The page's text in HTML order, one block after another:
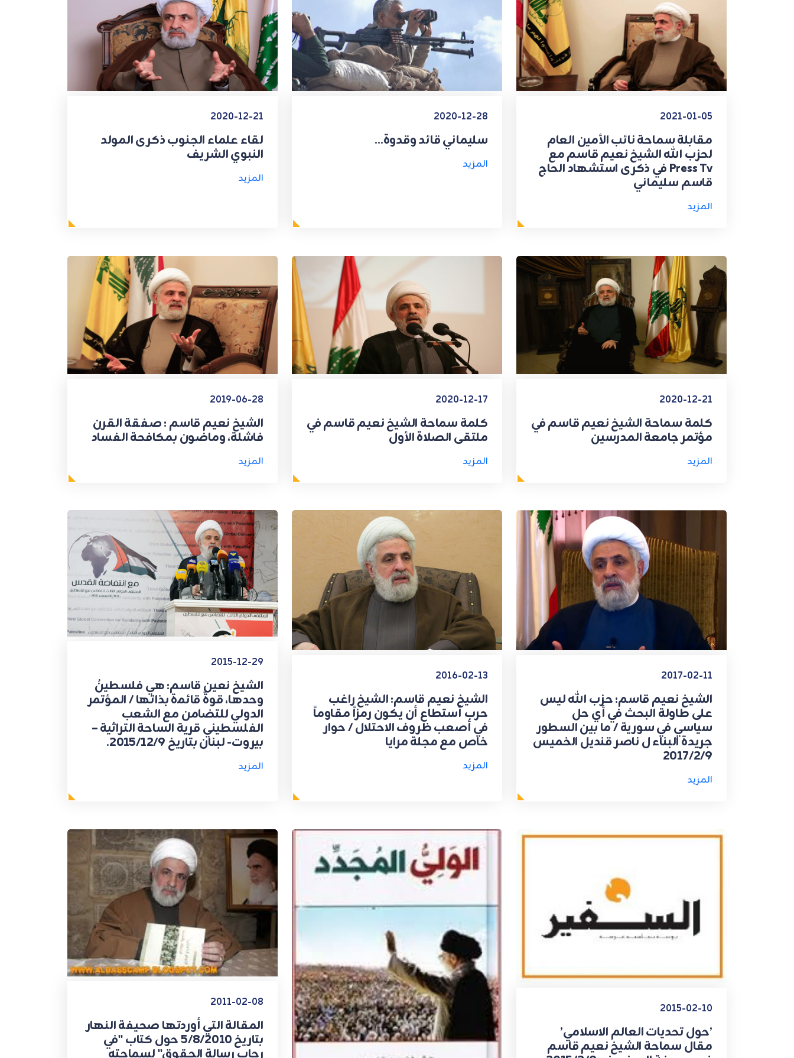
2021-01-05
مقابلة سماحة نائب الأمين العام
لحزب الله الشيخ نعيم قاسم مع
Press Tv في ذكرى استشهاد الحاج
قاسم سليماني
المزيد
2020-12-28
سليماني قائد وقدوة...
المزيد
2020-12-21
لقاء علماء الجنوب ذكرى المولد
النبوي الشريف
المزيد
2020-12-21
كلمة سماحة الشيخ نعيم قاسم في
مؤتمر جامعة المدرسين
المزيد
2020-12-17
كلمة سماحة الشيخ نعيم قاسم في
ملتقى الصلاة الأول
المزيد
2019-06-28
الشيخ نعيم قاسم : صفقة القرن
فاشلة، وماضون بمكافحة الفساد
المزيد
2017-02-11
الشيخ نعيم قاسم: حزب الله ليس
على طاولة البحث في أي حل
سياسي في سورية / ما بين السطور
جريدة البناء ل ناصر قنديل الخميس
2017/2/9
المزيد
2016-02-13
الشيخ نعيم قاسم: الشيخ راغب
حرب أستطاع أن يكون رمزاً مقاوماً
في أصعب ظروف الاحتلال / حوار
خاص مع مجلة مرايا
المزيد
2015-12-29
الشيخ نعين قاسم: هي فلسطينُ
وحدها، قوةٌ قاﺋﻤة بذاتها / المؤتمر
الدولي للتضامن مع الشعب
الفلسطيني قرية الساحة التراثية –
بيروت- لبنان بتاريخ 2015/12/9.
المزيد
2015-02-10
’حول تحديات العالم الاسلامي’
مقال سماحة الشيخ نعيم قاسم
2011-02-08
المقالة التي أوردتها صحيفة النهار
بتاريخ 5/8/2010 حول كتاب "في